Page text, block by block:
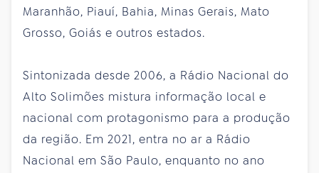
Maranhão, Piauí, Bahia, Minas Gerais, Mato
Grosso, Goiás e outros estados.
Sintonizada desde 2006, a Rádio Nacional do
Alto Solimões mistura informação local e
nacional com protagonismo para a produção
da região. Em 2021, entra no ar a Rádio
Nacional em São Paulo, enquanto no ano